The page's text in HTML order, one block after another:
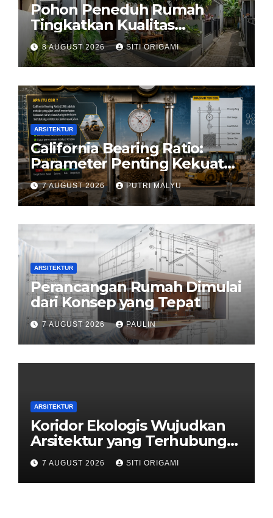
Pohon Peneduh Rumah
Tingkatkan Kualitas
Arsitektur Hunian
8 AUGUST 2026 SITI ORIGAMI
ARSITEKTUR
California Bearing Ratio:
Parameter Penting Kekuatan
Tanah Konstruksi
7 AUGUST 2026 PUTRI MALYU
ARSITEKTUR
Perancangan Rumah Dimulai
dari Konsep yang Tepat
7 AUGUST 2026 PAULIN
ARSITEKTUR
Koridor Ekologis Wujudkan
Arsitektur yang Terhubung
dengan Alam
7 AUGUST 2026 SITI ORIGAMI